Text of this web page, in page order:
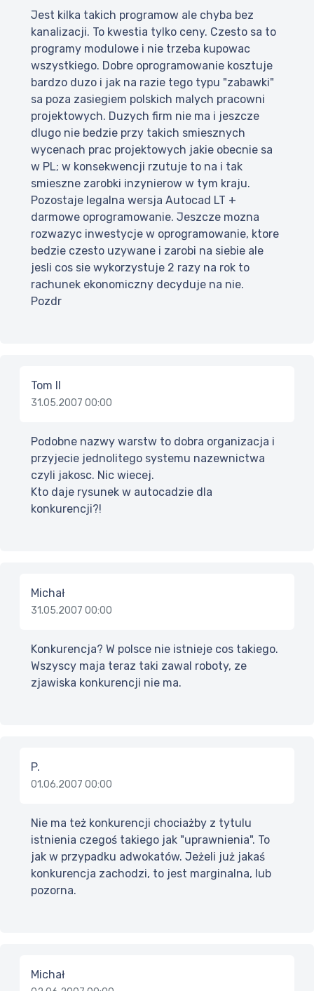
Jest kilka takich programow ale chyba bez
kanalizacji. To kwestia tylko ceny. Czesto sa to
programy modulowe i nie trzeba kupowac
wszystkiego. Dobre oprogramowanie kosztuje
bardzo duzo i jak na razie tego typu "zabawki"
sa poza zasiegiem polskich malych pracowni
projektowych. Duzych firm nie ma i jeszcze
dlugo nie bedzie przy takich smiesznych
wycenach prac projektowych jakie obecnie sa
w PL; w konsekwencji rzutuje to na i tak
smieszne zarobki inzynierow w tym kraju.
Pozostaje legalna wersja Autocad LT +
darmowe oprogramowanie. Jeszcze mozna
rozwazyc inwestycje w oprogramowanie, ktore
bedzie czesto uzywane i zarobi na siebie ale
jesli cos sie wykorzystuje 2 razy na rok to
rachunek ekonomiczny decyduje na nie.
Pozdr
Tom II
31.05.2007 00:00
Podobne nazwy warstw to dobra organizacja i
przyjecie jednolitego systemu nazewnictwa
czyli jakosc. Nic wiecej.
Kto daje rysunek w autocadzie dla
konkurencji?!
Michał
31.05.2007 00:00
Konkurencja? W polsce nie istnieje cos takiego.
Wszyscy maja teraz taki zawal roboty, ze
zjawiska konkurencji nie ma.
P.
01.06.2007 00:00
Nie ma też konkurencji chociażby z tytulu
istnienia czegoś takiego jak "uprawnienia". To
jak w przypadku adwokatów. Jeżeli już jakaś
konkurencja zachodzi, to jest marginalna, lub
pozorna.
Michał